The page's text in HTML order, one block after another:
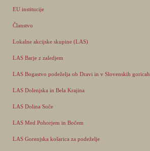
EU institucije
Članstvo
Lokalne akcijske skupine (LAS)
LAS Barje z zaledjem
LAS Bogastvo podeželja ob Dravi in v Slovenskih goricah
LAS Dolenjska in Bela Krajina
LAS Dolina Soče
LAS Med Pohorjem in Bočem
LAS Gorenjska košarica za podeželje